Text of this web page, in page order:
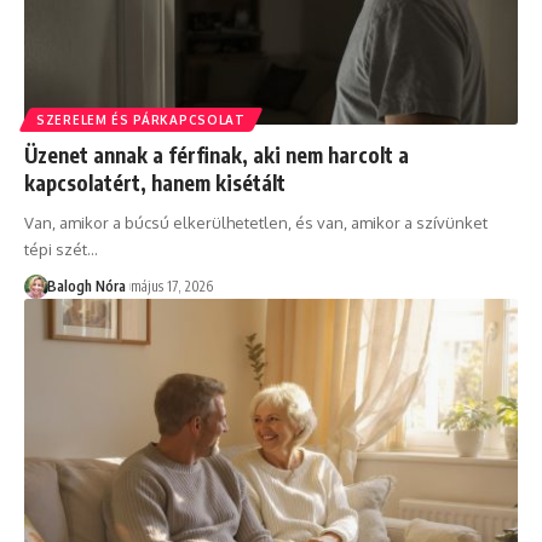
SZERELEM ÉS PÁRKAPCSOLAT
Üzenet annak a férfinak, aki nem harcolt a
kapcsolatért, hanem kisétált
Van, amikor a búcsú elkerülhetetlen, és van, amikor a szívünket
tépi szét…
Balogh Nóra május 17, 2026